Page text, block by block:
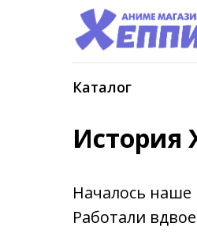
Каталог
История
Началось наше
Работали